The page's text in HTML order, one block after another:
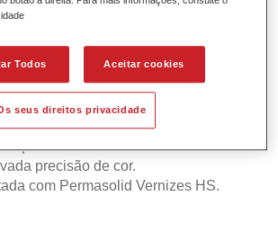
produto
simples e rápida numa operação
vertical.
opacidade.
precisão de cor.
com Permasolid Vernizes HS.
Todos Aceitar cookies
seus direitos privacidade